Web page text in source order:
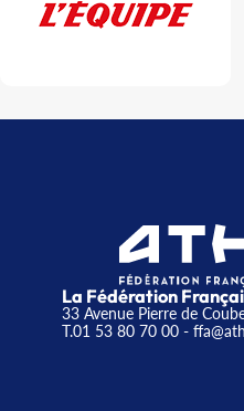
La Fédération
33 Avenue Pierre de
T.01 53 80 70 00-